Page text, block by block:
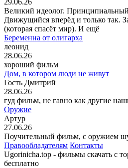
Великий идеолог.
Движущийся вперёд и только так.
(которая спасёт мир). И ещё
Беременна от олигарха
леонид
28.06.26
хороший фильм
Дом, в котором люди не живут
Гость Дмитрий
28.06.26
гуд фильм, не гавно как другие
Оружие
Артур
27.06.26
Поучительный фильм, с оружием
Правообладателям Контакты
Ugorinicha.top - фильмы скачать с
бесплатно